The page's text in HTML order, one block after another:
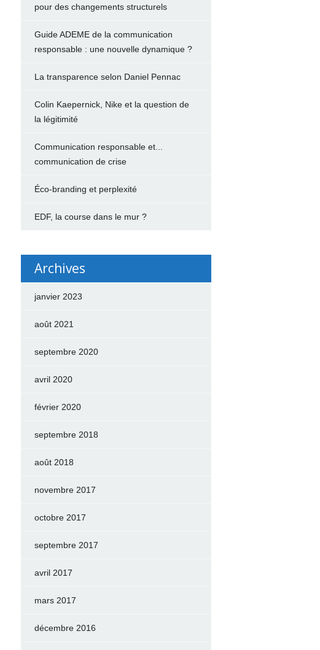
pour des changements structurels
Guide ADEME de la communication
responsable : une nouvelle dynamique ?
La transparence selon Daniel Pennac
Colin Kaepernick, Nike et la question de
la légitimité
Communication responsable et...
communication de crise
Éco-branding et perplexité
EDF, la course dans le mur ?
Archives
janvier 2023
août 2021
septembre 2020
avril 2020
février 2020
septembre 2018
août 2018
novembre 2017
octobre 2017
septembre 2017
avril 2017
mars 2017
décembre 2016